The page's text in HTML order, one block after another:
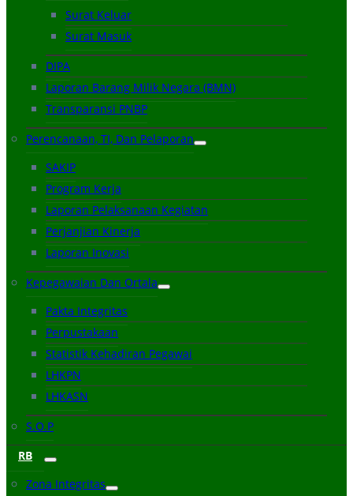
Surat Keluar
Surat Masuk
DIPA
Laporan Barang Milik Negara (BMN)
Transparansi PNBP
Perencanaan, TI, Dan Pelaporan
SAKIP
Program Kerja
Laporan Pelaksanaan Kegiatan
Perjanjian Kinerja
Laporan Inovasi
Kepegawaian Dan Ortala
Pakta Integritas
Perpustakaan
Statistik Kehadiran Pegawai
LHKPN
LHKASN
S.O.P
RB
Zona Integritas